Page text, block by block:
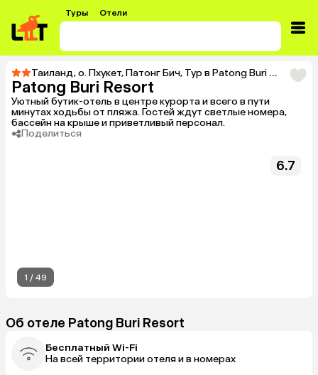
Туры Отели
Таиланд,о. Пхукет,Патонг Бич, Тур в Patong Buri Resort
Patong Buri Resort
Уютный бутик-отель в центре курорта и всего в пути
минутах ходьбы от пляжа. Гостей ждут светлые номера,
бассейн на крыше и приветливый персонал.
Поделиться
6.7
1 / 49
Об отеле Patong Buri Resort
Бесплатный Wi-Fi
На всей территории отеля и в номерах